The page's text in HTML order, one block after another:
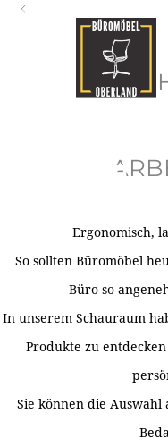
Ergonomisch,
So sollten Büromöbel
Büro so
In unserem Schauraum
Produkte zu
Sie können die